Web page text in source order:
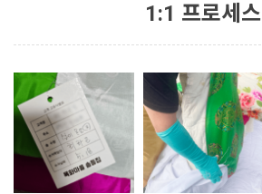
1:1 프로세스